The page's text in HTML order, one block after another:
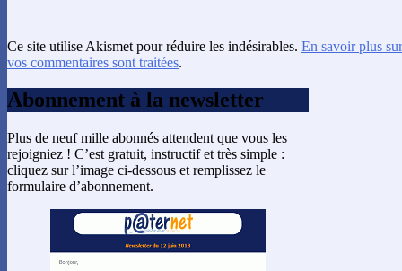
Ce site utilise Akismet pour réduire les indésirables. En savoir plus
vos commentaires sont traitées.
Abonnement à la newsletter
Plus de neuf mille abonnés attendent que vous les
rejoigniez ! C’est gratuit, instructif et très simple :
cliquez sur l’image ci-dessous et remplissez le
formulaire d’abonnement.